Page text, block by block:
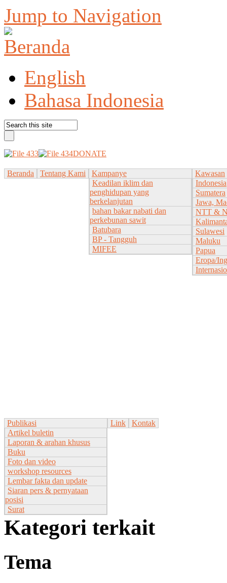
Jump to Navigation
English
Bahasa Indonesia
DONATE
Beranda Tentang Kami
Kampanye
Keadilan iklim dan
penghidupan yang
berkelanjutan
bahan bakar nabati dan
perkebunan sawit
Batubara
BP - Tangguh
MIFEE
Kawasan
Indonesia
Sumatera
Jawa,
NTT &
Sulawesi
Maluku
Papua
Eropa/
Publikasi
Artikel buletin
Laporan & arahan khusus
Buku
Foto dan video
workshop resources
Lembar fakta dan update
Siaran pers & pernyataan
posisi
Surat
Link Kontak
Kategori terkait
Tema